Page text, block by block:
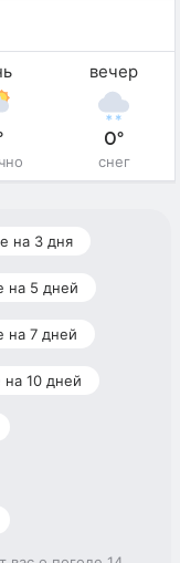
вечер
0°
снег
на 3 дня
на 5 дней
на 7 дней
на 10 дней